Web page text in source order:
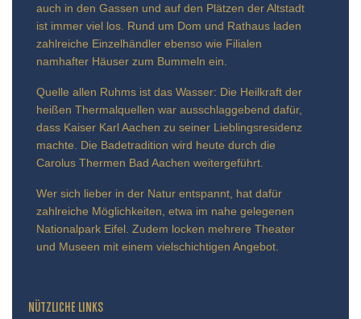
auch in den Gassen und auf den Plätzen der Altstadt
ist immer viel los. Rund um Dom und Rathaus laden
zahlreiche Einzelhändler ebenso wie Filialen
namhafter Häuser zum Bummeln ein.
Quelle allen Ruhms ist das Wasser: Die Heilkraft der
heißen Thermalquellen war ausschlaggebend dafür,
dass Kaiser Karl Aachen zu seiner Lieblingsresidenz
machte. Die Badetradition wird heute durch die
Carolus Thermen Bad Aachen weitergeführt.
Wer sich lieber in der Natur entspannt, hat dafür
zahlreiche Möglichkeiten, etwa im nahe gelegenen
Nationalpark Eifel. Zudem locken mehrere Theater
und Museen mit einem vielschichtigen Angebot.
NÜTZLICHE LINKS